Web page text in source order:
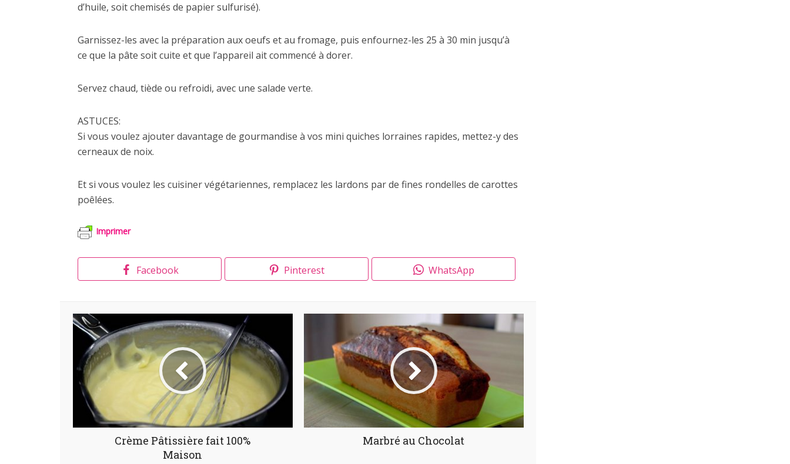
d’huile, soit chemisés de papier sulfurisé).
Garnissez-les avec la préparation aux oeufs et au fromage, puis enfournez-les 25 à 30 min jusqu’à
ce que la pâte soit cuite et que l’appareil ait commencé à dorer.
Servez chaud, tiède ou refroidi, avec une salade verte.
ASTUCES:
Si vous voulez ajouter davantage de gourmandise à vos mini quiches lorraines rapides, mettez-y des
cerneaux de noix.
Et si vous voulez les cuisiner végétariennes, remplacez les lardons par de fines rondelles de carottes
poêlées.
Imprimer
Facebook Pinterest WhatsApp
Crème Pâtissière fait 100%
Maison
Marbré au Chocolat